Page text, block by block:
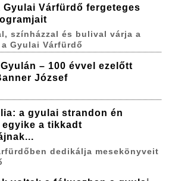
Gyulai Várfürdő fergeteges
színházzal és bulival várja a
Gyulai Várfürdő
– 100 évvel ezelőtt
József
a gyulai strandon én
egyike a tikkadt
dedikálja mesekönyveit